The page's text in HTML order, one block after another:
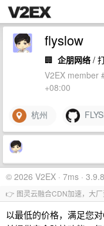
flyslow
🏢 企朋网络 /
V2EX member
+08:00
杭州
© 2026 V2EX · 7ms ·
👉 图灵云融合CDN加速，大
以最低的价格，满足您